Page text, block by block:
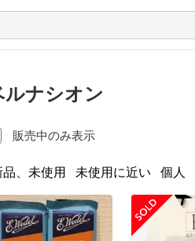
ルナシオン
販売中のみ表示
品、未使用 未使用に近い 個人